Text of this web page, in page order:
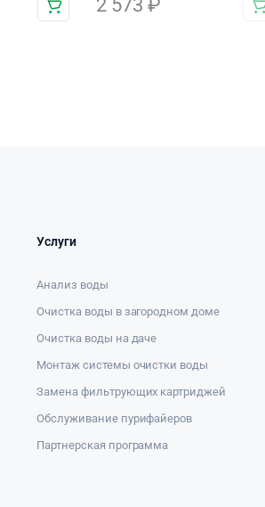
2 573 ₽
Услуги
Анализ воды
Очистка воды в загородном доме
Очистка воды на даче
Монтаж системы очистки воды
Замена фильтрующих картриджей
Обслуживание пурифайеров
Партнерская программа